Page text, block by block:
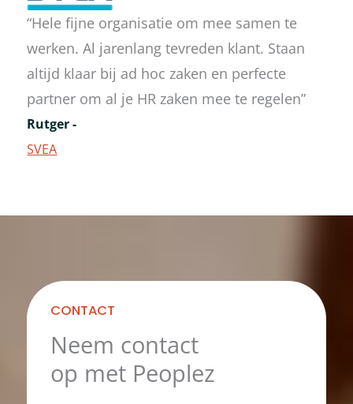
“Hele fijne organisatie om mee samen te
werken. Al jarenlang tevreden klant. Staan
altijd klaar bij ad hoc zaken en perfecte
partner om al je HR zaken mee te regelen”
Rutger -
SVEA
CONTACT
Neem contact
op met Peoplez